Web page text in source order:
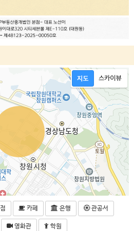
카페 은행 관공서
영화관 학원